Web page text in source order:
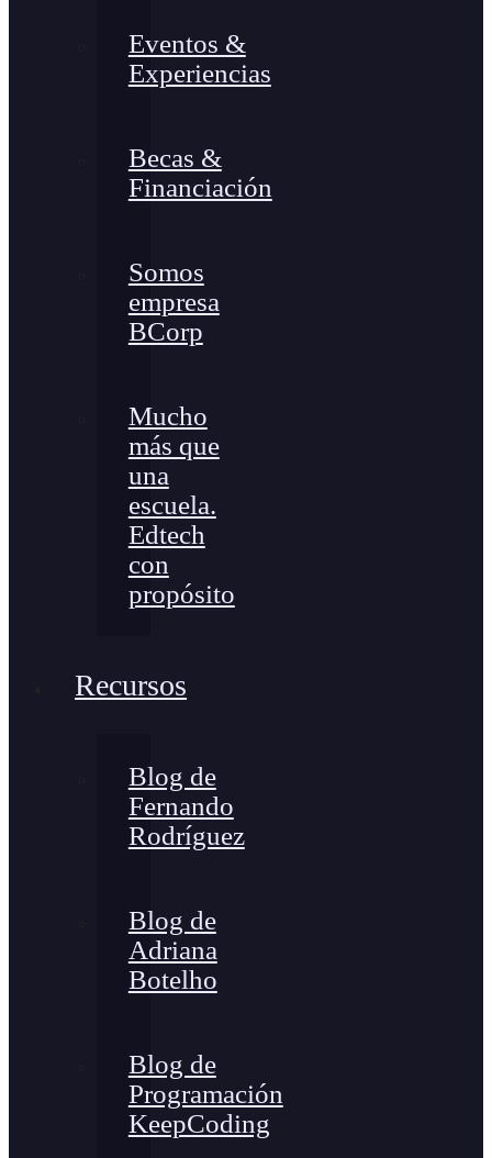
Eventos &
Experiencias
Becas &
Financiación
Somos
empresa
BCorp
Mucho
más que
una
escuela.
Edtech
con
propósito
Recursos
Blog de
Fernando
Rodríguez
Blog de
Adriana
Botelho
Blog de
Programación
KeepCoding